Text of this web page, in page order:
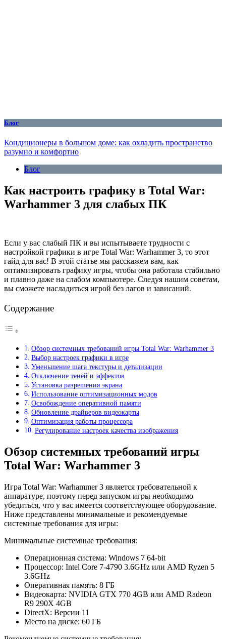
Блог
Кондиционеры в большом доме: как охладить пространство
разумно и комфортно
Блог
Как настроить графику в Total War:
Warhammer 3 для слабых ПК
Если у вас слабый ПК и вы испытываете трудности с
настройкой графики в игре Total War: Warhammer 3, то этот
гайд для вас! В этой статье мы расскажем вам, как
оптимизировать графику игры, чтобы она работала стабильно
и плавно даже на слабом компьютере. Следуя нашим советам,
вы сможете насладиться игрой без лагов и зависаний.
Содержание
Обзор системных требований игры Total War: Warhammer 3
Выбор настроек графики в игре
Уменьшение шага текстуры и детализации
Отключение теней и эффектов
Установка разрешения экрана
Использование оптимизационных модов
Освобождение оперативной памяти
Обновление драйверов видеокарты
Оптимизация работы процессора
Регулирование настроек качества изображения
Обзор системных требований игры
Total War: Warhammer 3
Игра Total War: Warhammer 3 является требовательной к
аппаратуре, поэтому перед запуском игры необходимо
убедиться, что у вас имеется соответствующее оборудование.
Ниже представлены минимальные и рекомендуемые
системные требования для игры:
Минимальные системные требования:
Операционная система: Windows 7 64-bit
Процессор: Intel Core 7-4790 3.6GHz или AMD Ryzen 5
3.6GHz
Оперативная память: 8 ГБ
Видеокарта: NVIDIA GTX 770 4GB или AMD Radeon
R9 290X 4GB
DirectX: Версии 11
Место на диске: 60 ГБ